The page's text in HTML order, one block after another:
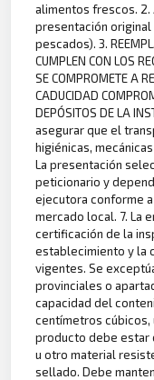
alimentos frescos. 2.
presentación
pescados). 3.
CUMPLEN CON LOS
SE COMPROMETE A
CADUCIDAD
DEPÓSITOS DE LA
asegurar que el
higiénicas,
La presentación
peticionario y
ejecutora conforme
mercado local. 7. La
certificación de la
establecimiento y la
vigentes. Se
provinciales o
capacidad del
centímetros cúbicos,
producto debe estar
u otro material
sellado. Debe